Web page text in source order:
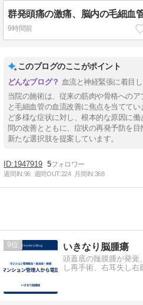
9時間前
このブログのここがポイント
血流と神経緊張に着目
当院の施術は、従来の筋肉や骨格への
と毛細血管の血流改善に焦点を当てて
ど多様な症状に対し、根本的な原因に
間の改善とともに、症状の再発予防を
新たな選択肢を提案しています。
1947919 5
週間IN:96 週間OUT:224 月間IN:368
9 いきなり脳腫瘍
頭蓋底の髄膜腫が発覚
し再手術、右耳失し右